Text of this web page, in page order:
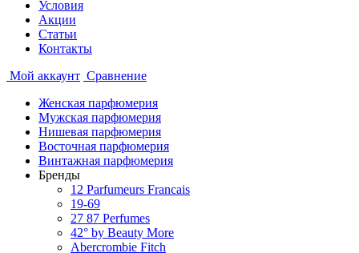
Условия
Aкции
Статьи
Контакты
Мой аккаунт Сравнение
Женская парфюмерия
Мужская парфюмерия
Нишевая парфюмерия
Восточная парфюмерия
Винтажная парфюмерия
Бренды
12 Parfumeurs Francais
19-69
27 87 Perfumes
42° by Beauty More
Abercrombie Fitch